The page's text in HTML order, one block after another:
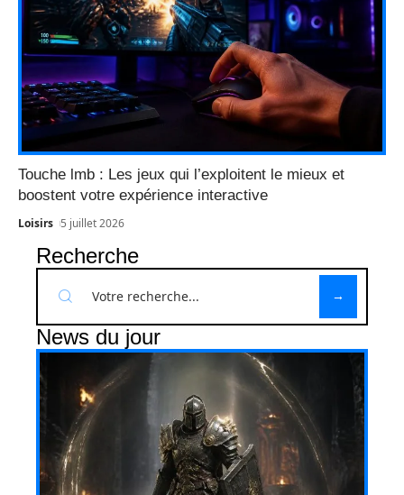
Touche lmb : Les jeux qui l’exploitent le mieux et
boostent votre expérience interactive
Loisirs 5 juillet 2026
Recherche
News du jour